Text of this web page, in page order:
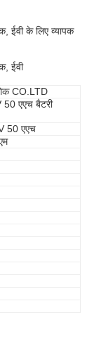
ईवी के लिए व्यापक
ईवी
CO.LTD
50 एएच बैटरी
50 एएच